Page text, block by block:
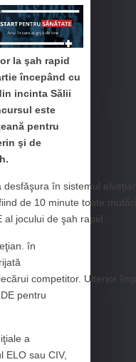
la şah rapid
începând cu
incinta Sălii
este
pentru
şi de
în sistemul
de 10 minute toate
jocului de şah rapid.
în
competitor. Ulterior
pentru
a
ELO sau CIV,